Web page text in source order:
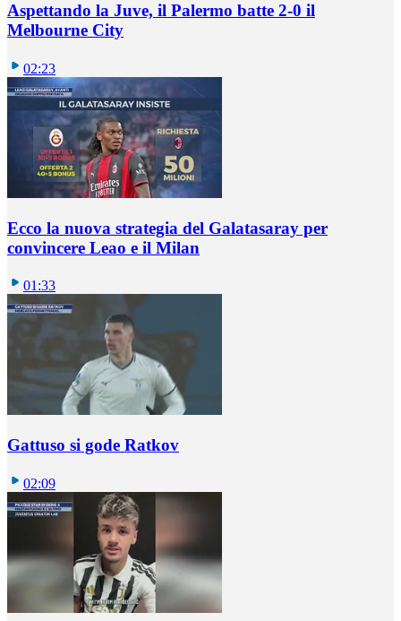
Aspettando la Juve, il Palermo batte 2-0 il
Melbourne City
02:23
Ecco la nuova strategia del Galatasaray per
convincere Leao e il Milan
01:33
Gattuso si gode Ratkov
02:09